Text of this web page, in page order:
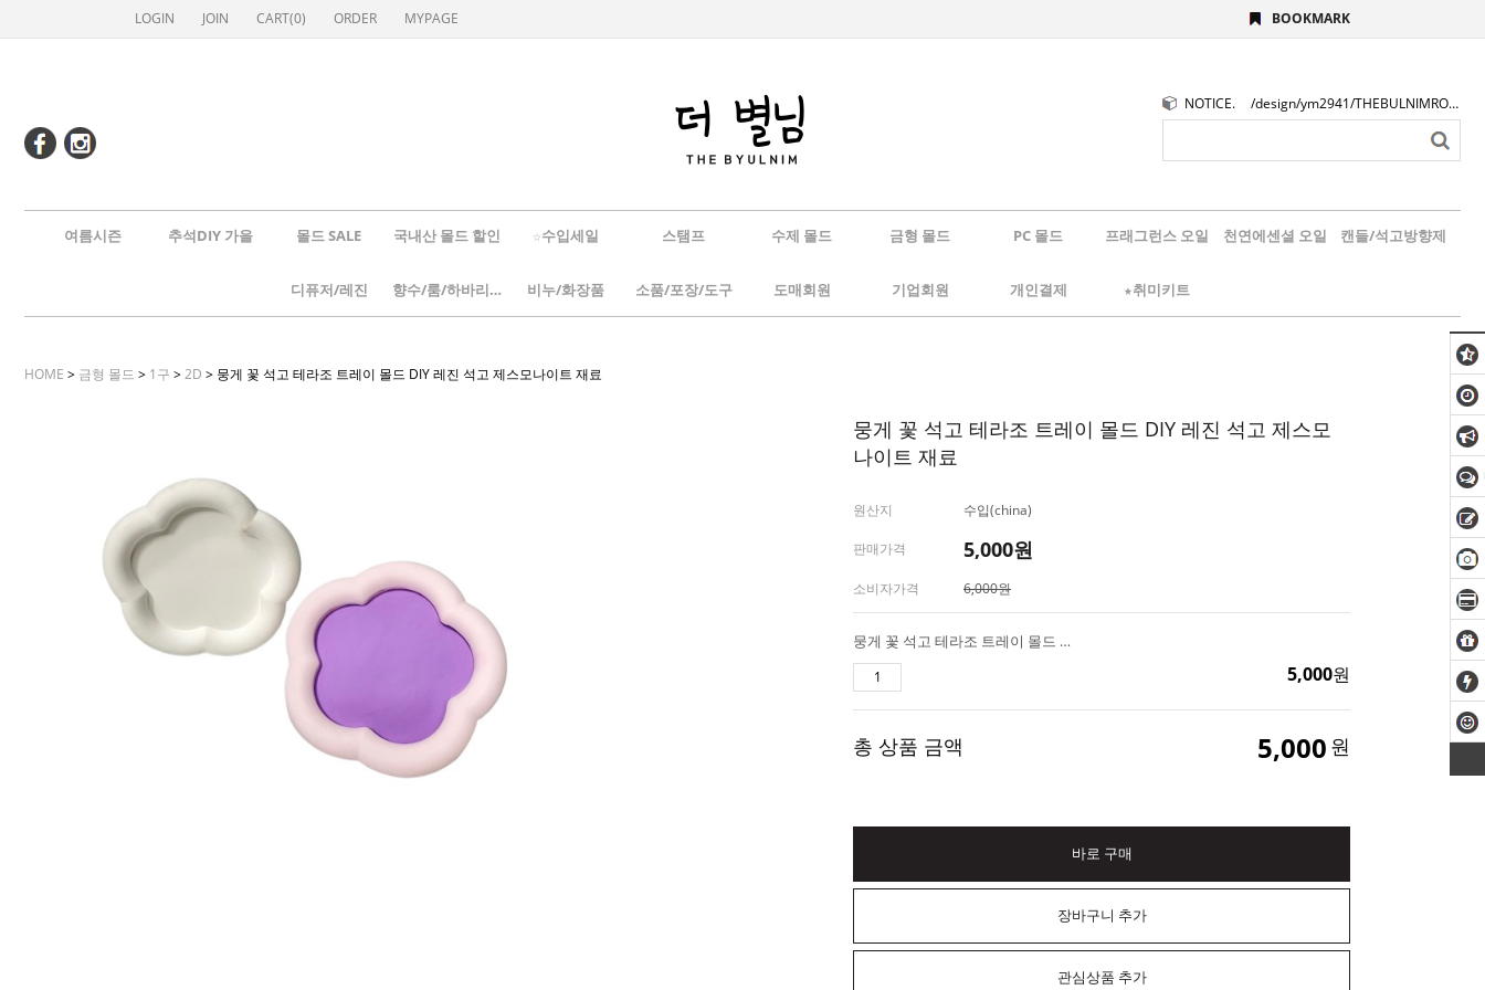
LOGIN JOIN CART(0) ORDER MYPAGE BOOKMARK
NOTICE. /design/ym2941/THEBULNIMROGO.png
여름시즌 추석DIY 가을 몰드 SALE 국내산 몰드 할인 ☆수입세일 스탬프 수제 몰드 금형 몰드 PC 몰드 프래그런스 오일 천연에센셜 오일 캔들/석고방향제
디퓨저/레진 향수/룸/하바리움 비누/화장품 소품/포장/도구 도매회원 기업회원 개인결제 ★취미키트
HOME > 금형 몰드 > 1구 >2D > 뭉게 꽃 석고 테라조 트레이 몰드 DIY 레진 석고 제스모나이트 재료
뭉게 꽃 석고 테라조 트레이 몰드 DIY 레진 석고 제스모
나이트 재료
원산지 수입(china)
판매가격 5,000원
소비자가격 6,000원
뭉게 꽃 석고 테라조 트레이 몰드 DIY 레진 석고 제스모나이트 재료
5,000원
총 상품 금액 5,000 원
바로 구매
장바구니 추가
관심상품 추가